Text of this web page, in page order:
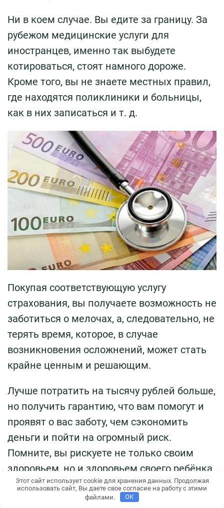
Ни в коем случае. Вы едите за границу. За
рубежом медицинские услуги для
иностранцев, именно так выбудете
котироваться, стоят намного дороже.
Кроме того, вы не знаете местных правил,
где находятся поликлиники и больницы,
как в них записаться и т. д.
Покупая соответствующую услугу
страхования, вы получаете возможность не
заботиться о мелочах, а, следовательно, не
терять время, которое, в случае
возникновения осложнений, может стать
крайне ценным и решающим.
Лучше потратить на тысячу рублей больше,
но получить гарантию, что вам помогут и
проявят о вас заботу, чем сэкономить
деньги и пойти на огромный риск.
Помните, вы рискуете не только своим
здоровьем, но и здоровьем своего ребёнка.
Этот сайт использует cookie для хранения данных. Продолжая
использовать сайт, Вы даете свое согласие на работу с этими
файлами.
OK